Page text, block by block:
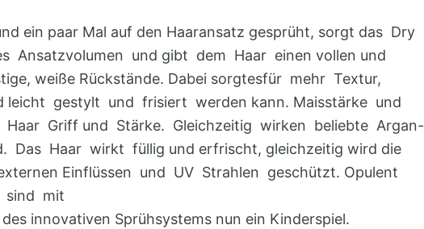
ein paar Mal auf den Haaransatz gesprüht, sorgt das Dry
Ansatzvolumen und gibt dem Haar einen vollen und
weiße Rückstände. Dabei sorgtesfür mehr Textur,
leicht gestylt und frisiert werden kann. Maisstärke und
Haar Griff und Stärke. Gleichzeitig wirken beliebte Argan-
Das Haar wirkt füllig und erfrischt, gleichzeitig wird die
Einflüssen und UV Strahlen geschützt. Opulent
sind mit
innovativen Sprühsystems nun ein Kinderspiel.